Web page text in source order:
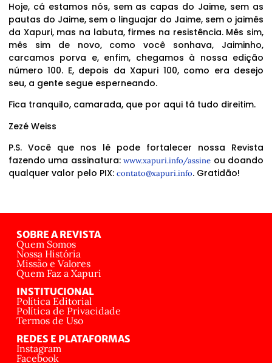
Hoje, cá estamos nós, sem as capas do Jaime, sem as
pautas do Jaime, sem o linguajar do Jaime, sem o jaimês
da Xapuri, mas na labuta, firmes na resistência. Mês sim,
mês sim de novo, como você sonhava, Jaiminho,
carcamos porva e, enfim, chegamos à nossa edição
número 100. E, depois da Xapuri 100, como era desejo
seu, a gente segue esperneando.
Fica tranquilo, camarada, que por aqui tá tudo direitim.
Zezé Weiss
P.S. Você que nos lê pode fortalecer nossa Revista
fazendo uma assinatura:www.xapuri.info/assine ou doando
qualquer valor pelo PIX: contato@xapuri.info. Gratidão!
SOBRE A REVISTA
Quem Somos
Nossa História
Missão e Valores
Quem Faz a Xapuri
INSTITUCIONAL
Política Editorial
Política de Privacidade
Termos de Uso
REDES E PLATAFORMAS
Instagram
Facebook